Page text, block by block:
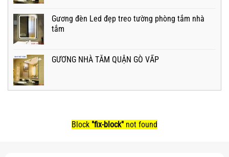
Gương đèn Led đẹp treo tường phòng tắm nhà
tắm
GƯƠNG NHÀ TẮM QUẬN GÒ VẤP
Block "fix-block" not found